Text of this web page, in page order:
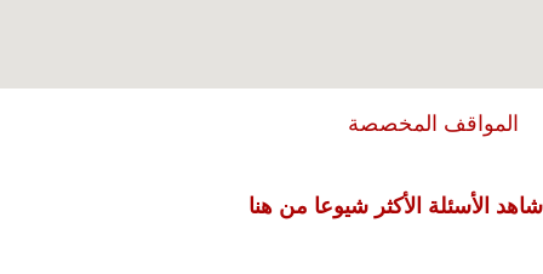
المواقف المخصصة
شاهد الأسئلة الأكثر شيوعا من هنا